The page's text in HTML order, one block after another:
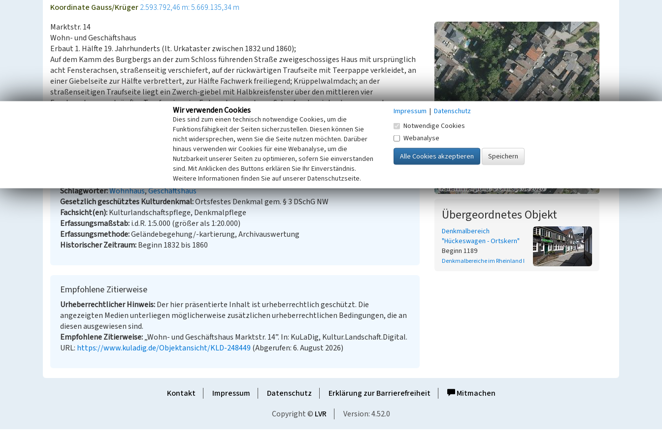
Koordinate Gauss/Krüger2.593.792,46 m: 5.669.135,34 m
Marktstr. 14
Wohn- und Geschäftshaus
Erbaut 1. Hälfte 19. Jahrhunderts (lt. Urkataster zwischen 1832 und 1860);
Auf dem Kamm des Burgbergs an der zum Schloss führenden Straße zweigeschossiges Haus mit ursprünglich
acht Fensterachsen, straßenseitig verschiefert, auf der rückwärtigen Traufseite mit Teerpappe verkleidet, an
einer Giebelseite zur Hälfte verbrettert, zur Hälfte Fachwerk freiliegend; Krüppelwalmdach; an der
straßenseitigen Traufseite liegt ein Zwerch-giebel mit Halbkreisfenster über den mittleren vier
Fensterachsen; verkröpftes Traufgesims; im Erdgeschoss mehrere Schaufenstereinbauten; erneuerter,
traufseitiger Einbau mit Gebälkstück.
(Dimitrij Davydov und Denis Kretzschmar, LVR-Amt für Denkmalpflege im Rheinland, Überarbeitung des
Unterschutzstellungstextes vor Ort 2008)
Wohn- und Geschäftshaus Marktstr. 14
Schlagwörter Wohnhaus Geschäftshaus
Gesetzlich geschütztes Kulturdenkmal Ortsfestes Denkmal gem. § 3 DSchG NW
Fachsicht(en) Kulturlandschaftspflege, Denkmalpflege
Erfassungsmaßstab i.d.R. 1:5.000 (größer als 1:20.000)
Erfassungsmethode Geländebegehung/-kartierung, Archivauswertung
Historischer Zeitraum Beginn 1832 bis 1860
Empfohlene Zitierweise
Urheberrechtlicher Hinweis Der hier präsentierte Inhalt ist urheberrechtlich geschützt. Die
angezeigten Medien unterliegen möglicherweise zusätzlichen urheberrechtlichen Bedingungen, die an
diesen ausgewiesen sind.
Empfohlene Zitierweise „Wohn- und Geschäftshaus Marktstr. 14”. In: KuLaDig, Kultur.Landschaft.Digital.
URL: https://www.kuladig.de/Objektansicht/KLD-248449 (Abgerufen: 6. August 2026)
Übergeordnetes Objekt
Denkmalbereich
"Hückeswagen - Ortskern"
Beginn 1189
Denkmalbereiche im Rheinland I
Kontakt Impressum Datenschutz Erklärung zur Barrierefreiheit
Mitmachen
Copyright © LVR Version: 4.52.0
Wir verwenden Cookies
Dies sind zum einen technisch notwendige Cookies, um die
Funktionsfähigkeit der Seiten sicherzustellen. Diesen können Sie
nicht widersprechen, wenn Sie die Seite nutzen möchten. Darüber
hinaus verwenden wir Cookies für eine Webanalyse, um die
Nutzbarkeit unserer Seiten zu optimieren, sofern Sie einverstanden
sind. Mit Anklicken des Buttons erklären Sie Ihr Einverständnis.
Weitere Informationen finden Sie auf unserer Datenschutzseite.
Impressum | Datenschutz
Notwendige Cookies
Webanalyse